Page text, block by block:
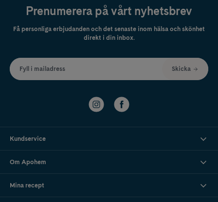
Prenumerera på vårt nyhetsbrev
Få personliga erbjudanden och det senaste inom hälsa och skönhet
direkt i din inbox.
Fyll i mailadress Skicka
Kundservice
Om Apohem
Mina recept